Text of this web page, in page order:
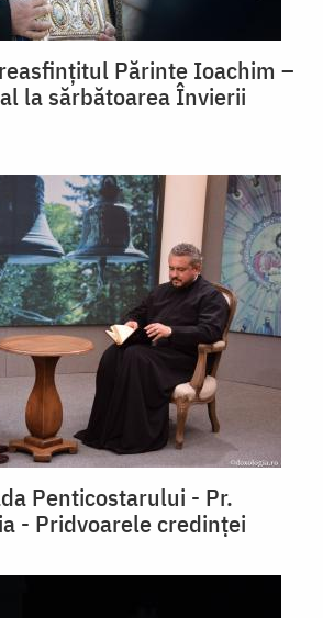
Părinte Ioachim –
la sărbătoarea Învierii
Penticostarului - Pr.
- Pridvoarele credinței